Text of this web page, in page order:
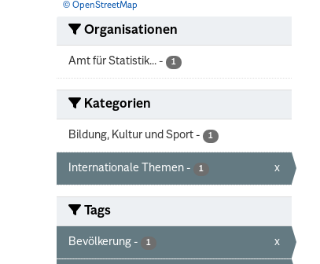
© OpenStreetMap
Organisationen
Amt für Statistik... - 1
Kategorien
Bildung, Kultur und Sport - 1
Internationale Themen - 1 x
Tags
Bevölkerung - 1 x